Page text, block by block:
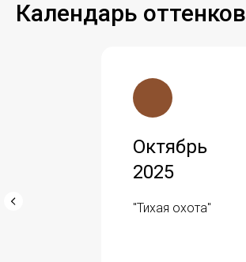
Календарь оттенков
Октябрь
2025
"Тихая охота"